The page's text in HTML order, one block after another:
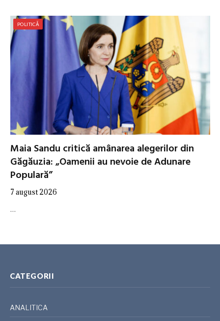
POLITICĂ
Maia Sandu critică amânarea alegerilor din
Găgăuzia: „Oamenii au nevoie de Adunare
Populară”
7 august 2026
…
CATEGORII
ANALITICA